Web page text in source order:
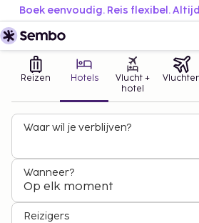
Boek eenvoudig. Reis flexibel.
Reizen Hotels
Vlucht +
hotel
Waar wil je verblijven?
Wanneer?
Op elk moment
Reizigers